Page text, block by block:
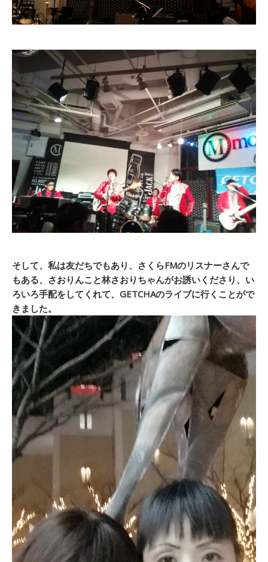
そして、私は友だちでもあり、さくらFMのリスナーさんで
もある、さおりんこと林さおりちゃんがお誘いくださり、い
ろいろ手配をしてくれて、GETCHAのライブに行くことがで
きました。